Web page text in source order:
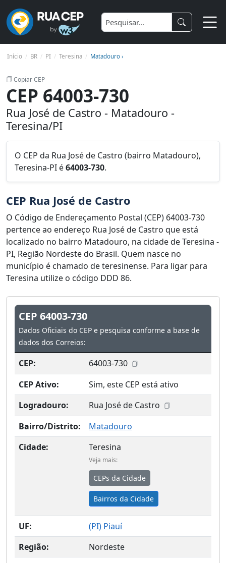
Início BR PI Teresina Matadouro ›
Copiar CEP
CEP 64003-730
Rua José de Castro - Matadouro -
Teresina/PI
O CEP da Rua José de Castro (bairro Matadouro),
Teresina-PI é64003-730.
CEP Rua José de Castro
O Código de Endereçamento Postal (CEP) 64003-730
pertence ao endereço Rua José de Castro que está
localizado no bairro Matadouro, na cidade de Teresina -
PI, Região Nordeste do Brasil. Quem nasce no
município é chamado de teresinense. Para ligar para
Teresina utilize o código DDD 86.
CEP 64003-730
Dados Oficiais do CEP e pesquisa conforme a base de
dados dos Correios:
CEP:
64003-730
CEP Ativo:
Sim, este CEP está ativo
Logradouro:
Rua José de Castro
Bairro/Distrito:
Matadouro
Cidade:
Teresina
Veja mais:
CEPs da Cidade
Bairros da Cidade
UF: (PI) Piauí
Região:
Nordeste